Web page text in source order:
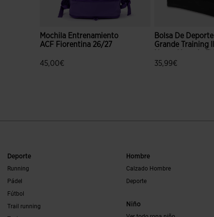
Mochila Entrenamiento
ACF Fiorentina 26/27
45,00€
Bolsa De Deporte
Grande Training III
35,99€
Deporte
Running
Pádel
Fútbol
Trail running
Hombre
Calzado Hombre
Deporte
Niño